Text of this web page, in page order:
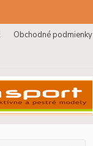
Obchodné podmienky